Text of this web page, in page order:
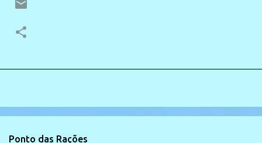
Ponto das Rações